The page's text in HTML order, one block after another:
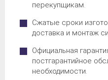
перекупщикам.
Сжатые сроки
доставка и монтаж
Официальная
постгарантийное
необходимости.